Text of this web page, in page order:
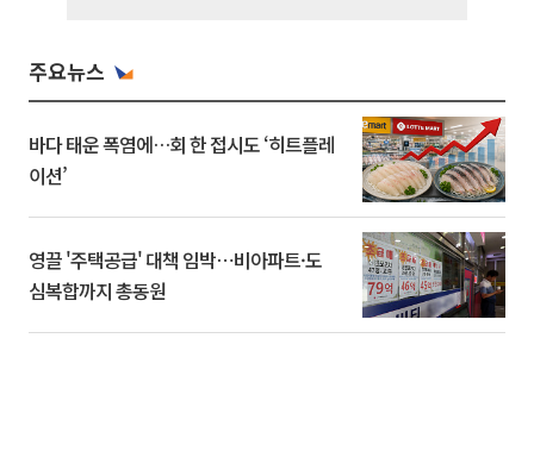
주요뉴스
바다 태운 폭염에…회 한 접시도 ‘히트플레
이션’
영끌 '주택공급' 대책 임박⋯비아파트·도
심복합까지 총동원